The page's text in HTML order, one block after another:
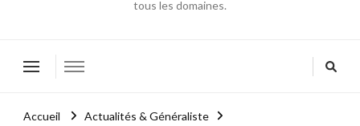
tous les domaines.
Accueil
Actualités & Généraliste